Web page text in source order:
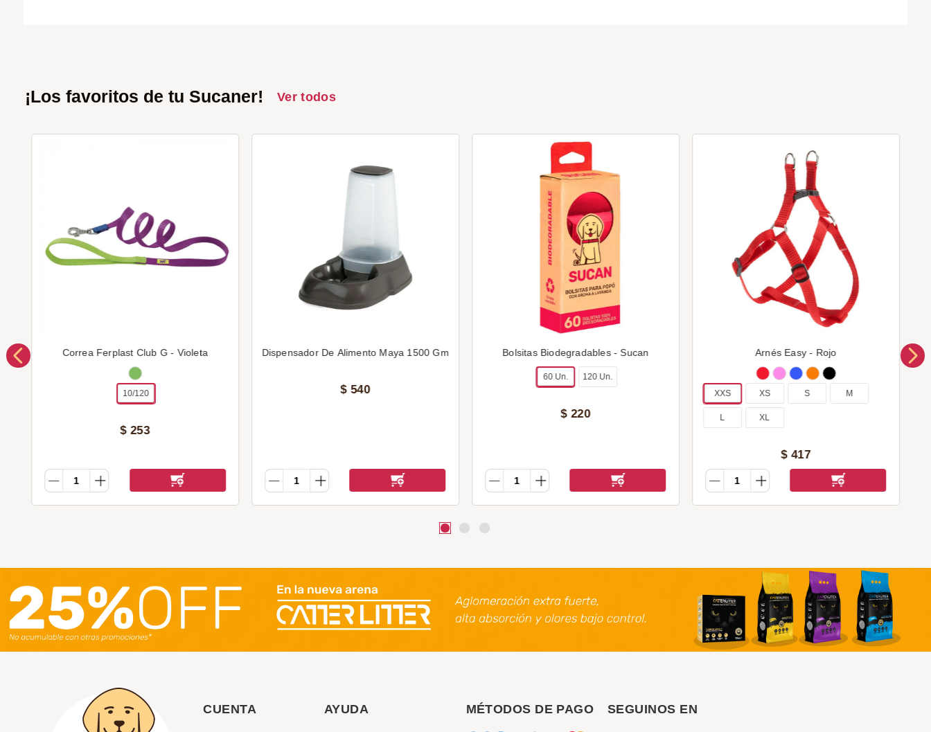
¡Los favoritos de tu Sucaner! Ver todos
Correa Ferplast Club G - Violeta
10/120
$ 253
Dispensador De Alimento Maya 1500 Gm
$ 540
Bolsitas Biodegradables - Sucan
60 Un. 120 Un.
$ 220
Arnés Easy - Rojo
XXS XS S M
L XL
$ 417
CUENTA AYUDA MÉTODOS DE PAGO SEGUINOS EN